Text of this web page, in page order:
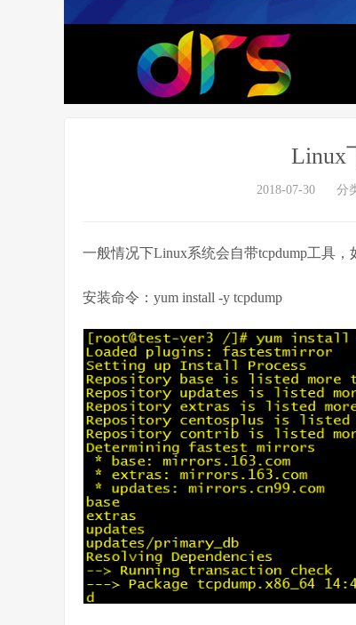
Linux
2018-07-30 分
一般情况下Linux系统会自带tcpdump工具
安装命令：yum install -y tcpdump